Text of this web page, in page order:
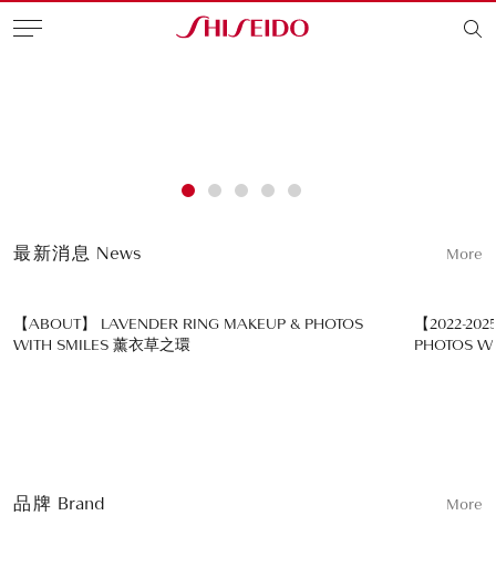
最新消息 News More
【ABOUT】 LAVENDER RING MAKEUP & PHOTOS
WITH SMILES 薰衣草之環
【2022-
PHOTOS
品牌 Brand More